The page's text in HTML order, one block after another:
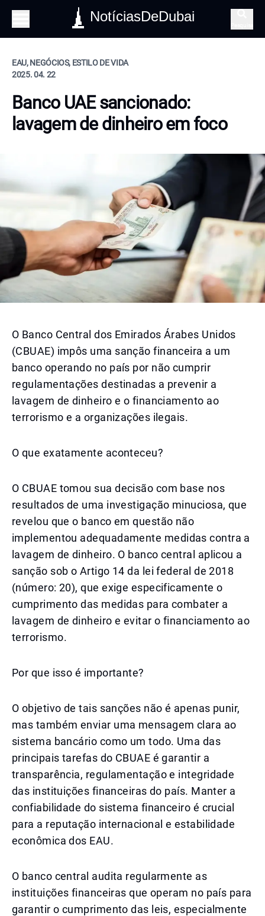
NotíciasDeDubai
EAU, NEGÓCIOS, ESTILO DE VIDA
2025. 04. 22
Banco UAE sancionado:
lavagem de dinheiro em foco
O Banco Central dos Emirados Árabes Unidos
(CBUAE) impôs uma sanção financeira a um
banco operando no país por não cumprir
regulamentações destinadas a prevenir a
lavagem de dinheiro e o financiamento ao
terrorismo e a organizações ilegais.
O que exatamente aconteceu?
O CBUAE tomou sua decisão com base nos
resultados de uma investigação minuciosa, que
revelou que o banco em questão não
implementou adequadamente medidas contra a
lavagem de dinheiro. O banco central aplicou a
sanção sob o Artigo 14 da lei federal de 2018
(número: 20), que exige especificamente o
cumprimento das medidas para combater a
lavagem de dinheiro e evitar o financiamento ao
terrorismo.
Por que isso é importante?
O objetivo de tais sanções não é apenas punir,
mas também enviar uma mensagem clara ao
sistema bancário como um todo. Uma das
principais tarefas do CBUAE é garantir a
transparência, regulamentação e integridade
das instituições financeiras do país. Manter a
confiabilidade do sistema financeiro é crucial
para a reputação internacional e estabilidade
econômica dos EAU.
O banco central audita regularmente as
instituições financeiras que operam no país para
garantir o cumprimento das leis, especialmente